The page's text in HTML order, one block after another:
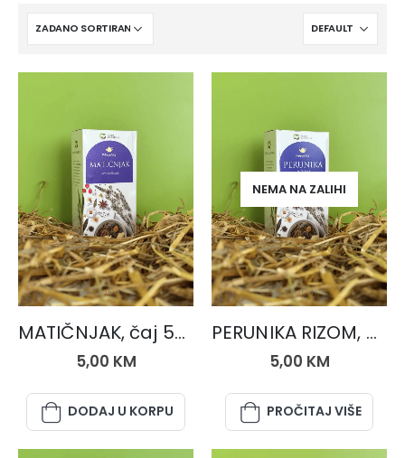
ČAJEVI
MATIČNJAK, čaj 50 gr.
5,00 KM
DODAJ U KORPU
NEMA NA ZALIHI
ČAJEVI
PERUNIKA RIZOM, čaj 50 gr.
5,00 KM
PROČITAJ VIŠE